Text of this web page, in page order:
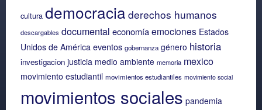
cultura democracia derechos humanos
descargables documental economíaemociones Estados
Unidos de América eventos gobernanza género historia
investigacion justicia medio ambiente memoria mexico
movimiento estudiantil movimientos estudiantiles movimiento social
movimientos sociales pandemia